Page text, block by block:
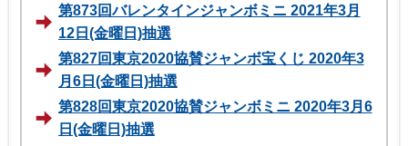
第873回バレンタインジャンボミニ 2021年3月
12日(金曜日)抽選
第827回東京2020協賛ジャンボ宝くじ 2020年3
月6日(金曜日)抽選
第828回東京2020協賛ジャンボミニ 2020年3月6
日(金曜日)抽選